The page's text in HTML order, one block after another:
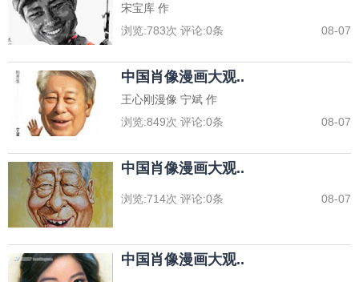
宋宝库 作
浏览:783次 评论:0条 08-07
中国肖像漫画大观..
王心刚漫像 宁斌 作
浏览:849次 评论:0条 08-07
中国肖像漫画大观..
浏览:714次 评论:0条 08-07
中国肖像漫画大观..